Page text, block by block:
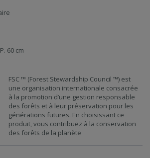
60 cm
FSC ™ (Forest Stewardship Council ™) est
une organisation internationale consacrée
à la promotion d’une gestion responsable
des forêts et à leur préservation pour les
générations futures. En choisissant ce
produit, vous contribuez à la conservation
des forêts de la planète